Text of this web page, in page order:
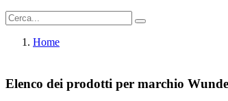
Home
Elenco dei prodotti per marchio